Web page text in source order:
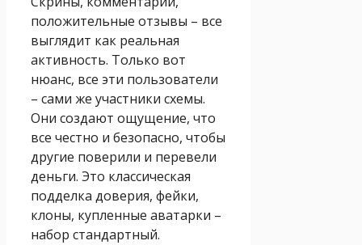
положительные отзывы – все
выглядит как реальная
активность. Только вот
нюанс, все эти пользователи
– сами же участники схемы.
Они создают ощущение, что
все честно и безопасно, чтобы
другие поверили и перевели
деньги. Это классическая
подделка доверия, фейки,
клоны, купленные аватарки –
набор стандартный.